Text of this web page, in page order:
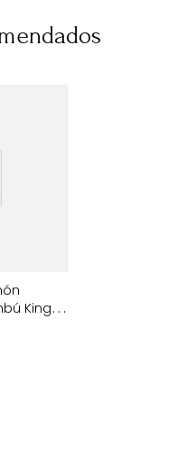
King